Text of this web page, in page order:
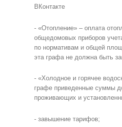
ВКонтакте
- «Отопление» – оплата
общедомовых приборов
по нормативам и общей
эта графа не должна быть
- «Холодное и горячее
графе приведенные суммы
проживающих и
- завышение тарифов;